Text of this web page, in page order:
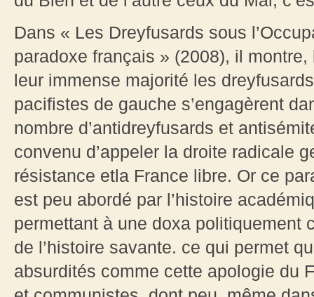
Dans « Les Dreyfusards sous
paradoxe français » (2008), il
leur immense majorité les
pacifistes de gauche s’engagèrent
nombre d’antidreyfusards et
convenu d’appeler la droite radicale
résistance etla France libre. Or ce
est peu abordé par l’histoire
permettant à une doxa politiquement
de l’histoire savante. ce qui permet
absurdités comme cette apologie du